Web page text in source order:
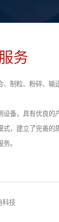
务
、制粒、粉碎、输
备，具有优良的
式，建立了完善的
。
科技